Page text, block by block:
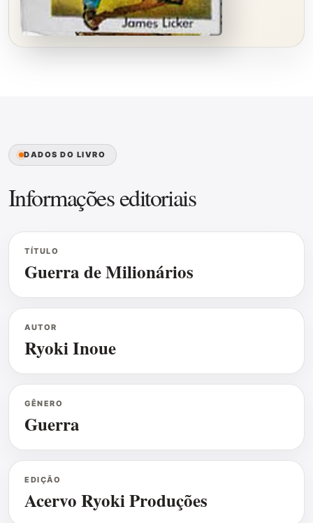
DADOS DO LIVRO
Informações editoriais
TÍTULO
Guerra de Milionários
AUTOR
Ryoki Inoue
GÊNERO
Guerra
EDIÇÃO
Acervo Ryoki Produções